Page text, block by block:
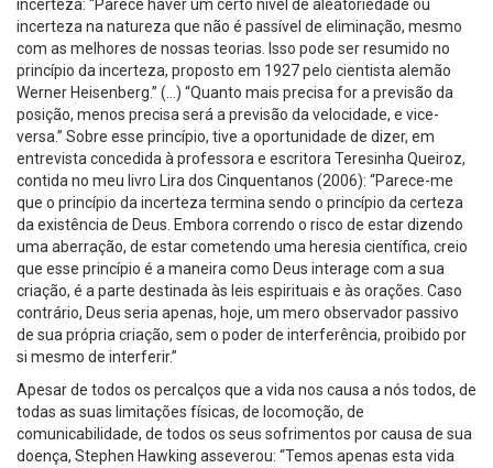
incerteza: “Parece haver um certo nível de aleatoriedade ou
incerteza na natureza que não é passível de eliminação, mesmo
com as melhores de nossas teorias. Isso pode ser resumido no
princípio da incerteza, proposto em 1927 pelo cientista alemão
Werner Heisenberg.” (…) “Quanto mais precisa for a previsão da
posição, menos precisa será a previsão da velocidade, e vice-
versa.” Sobre esse princípio, tive a oportunidade de dizer, em
entrevista concedida à professora e escritora Teresinha Queiroz,
contida no meu livro Lira dos Cinquentanos (2006): “Parece-me
que o princípio da incerteza termina sendo o princípio da certeza
da existência de Deus. Embora correndo o risco de estar dizendo
uma aberração, de estar cometendo uma heresia científica, creio
que esse princípio é a maneira como Deus interage com a sua
criação, é a parte destinada às leis espirituais e às orações. Caso
contrário, Deus seria apenas, hoje, um mero observador passivo
de sua própria criação, sem o poder de interferência, proibido por
si mesmo de interferir.”
Apesar de todos os percalços que a vida nos causa a nós todos, de
todas as suas limitações físicas, de locomoção, de
comunicabilidade, de todos os seus sofrimentos por causa de sua
doença, Stephen Hawking asseverou: “Temos apenas esta vida